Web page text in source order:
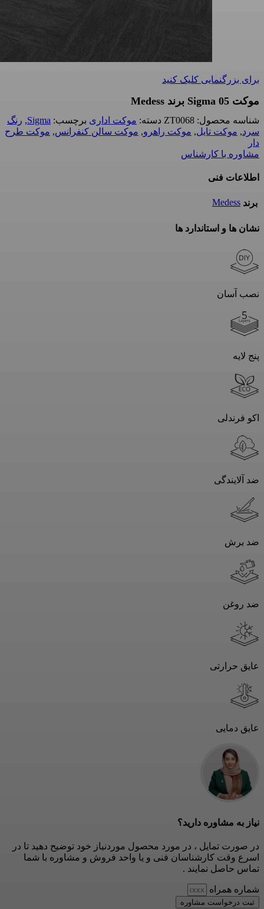
برای بزرگنمایی کلیک کنید
موکت Sigma 05 برند Medess
شناسه محصول: ZT0068 دسته: موکت اداری برچسب: Sigma
, رنگ
سرد, موکت تایل, موکت راهرو, موکت سالن کنفرانس, موکت طرح
دار
مشاوره با کارشناس
اطلاعات فنی
برند Medess
نشان ها و استاندارد ها
نصب آسان
پنج لایه
اکو فرندلی
ضد آلایندگی
ضد برش
ضد روغن
عایق حرارتی
عایق دمایی
نیاز به مشاوره دارید؟
در صورت تمایل ، در مورد محصول موردنیاز خود توضیح دهید تا در
اسرع وقت کارشناسان فنی و یا واحد فروش و مشاوره با شما
تماس حاصل نمایند .
شماره همراه
ثبت درخواست مشاوره